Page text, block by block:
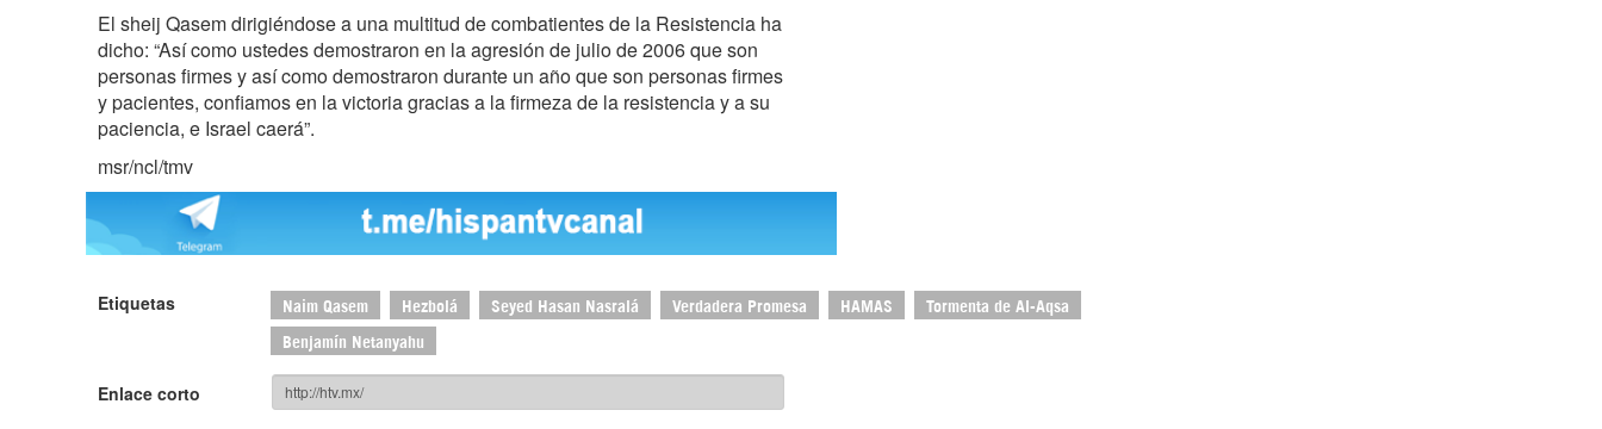
El sheij Qasem dirigiéndose a una multitud de combatientes de la Resistencia ha
dicho: “Así como ustedes demostraron en la agresión de julio de 2006 que son
personas firmes y así como demostraron durante un año que son personas firmes
y pacientes, confiamos en la victoria gracias a la firmeza de la resistencia y a su
paciencia, e Israel caerá”.
msr/ncl/tmv
Etiquetas Naim Qasem Hezbolá Seyed Hasan Nasralá Verdadera Promesa HAMAS Tormenta de Al-Aqsa
Benjamín Netanyahu
Enlace corto